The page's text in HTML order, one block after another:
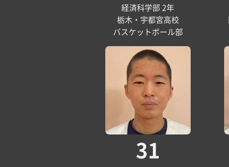
経済科学部 2年
栃木・宇都宮高校
バスケットボール部
31